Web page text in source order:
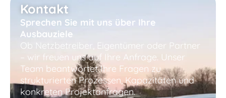
Kontakt
Sprechen Sie mit uns über Ihre
Ausbauziele
Ob Netzbetreiber, Eigentümer oder Partner
– wir freuen uns auf Ihre Anfrage. Unser
Team beantwortet Ihre Fragen zu
strukturierten Prozessen, Kapazitäten und
konkreten Projektanfragen.